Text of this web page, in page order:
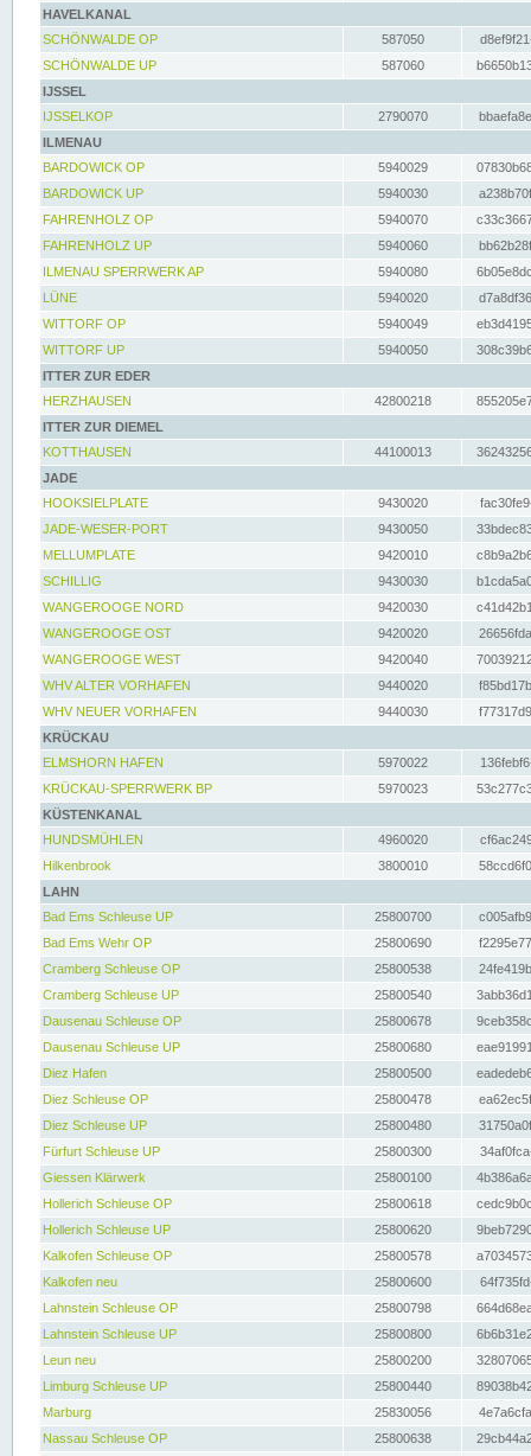
HAVELKANAL
SCHÖNWALDE OP
587050
SCHÖNWALDE UP
587060
IJSSEL
IJSSELKOP
2790070
ILMENAU
BARDOWICK OP
5940029
BARDOWICK UP
5940030
FAHRENHOLZ OP
5940070
FAHRENHOLZ UP
5940060
ILMENAU SPERRWERK AP
5940080
LÜNE
5940020
WITTORF OP
5940049
WITTORF UP
5940050
ITTER ZUR EDER
HERZHAUSEN
42800218
ITTER ZUR DIEMEL
KOTTHAUSEN
44100013
JADE
HOOKSIELPLATE
9430020
JADE-WESER-PORT
9430050
MELLUMPLATE
9420010
SCHILLIG
9430030
WANGEROOGE NORD
9420030
WANGEROOGE OST
9420020
WANGEROOGE WEST
9420040
WHV ALTER VORHAFEN
9440020
WHV NEUER VORHAFEN
9440030
KRÜCKAU
ELMSHORN HAFEN
5970022
KRÜCKAU-SPERRWERK BP
5970023
KÜSTENKANAL
HUNDSMÜHLEN
4960020
Hilkenbrook
3800010
LAHN
Bad Ems Schleuse UP
25800700
Bad Ems Wehr OP
25800690
Cramberg Schleuse OP
25800538
Cramberg Schleuse UP
25800540
Dausenau Schleuse OP
25800678
Dausenau Schleuse UP
25800680
Diez Hafen
25800500
Diez Schleuse OP
25800478
Diez Schleuse UP
25800480
Fürfurt Schleuse UP
25800300
Giessen Klärwerk
25800100
Hollerich Schleuse OP
25800618
Hollerich Schleuse UP
25800620
Kalkofen Schleuse OP
25800578
Kalkofen neu
25800600
Lahnstein Schleuse OP
25800798
Lahnstein Schleuse UP
25800800
Leun neu
25800200
Limburg Schleuse UP
25800440
Marburg
25830056
Nassau Schleuse OP
25800638